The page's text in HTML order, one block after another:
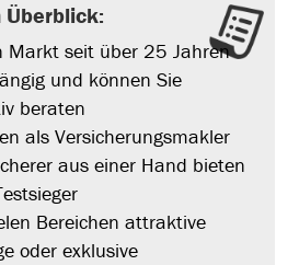
Überblick:
Markt seit über 25 Jahren
und können Sie
beraten
als Versicherungsmakler
aus einer Hand bieten
Bereichen attraktive
oder exklusive